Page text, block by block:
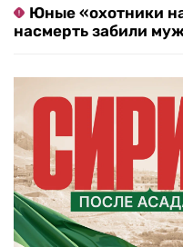
Юные «охотники
насмерть забили